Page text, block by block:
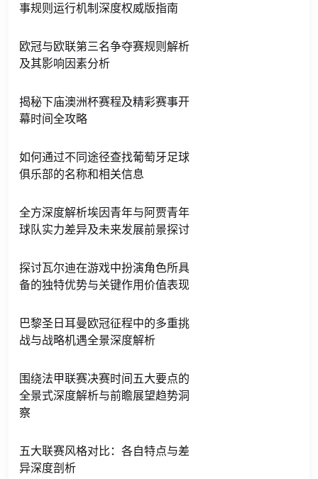
事规则运行机制深度权威版指南
欧冠与欧联第三名争夺赛规则解析
及其影响因素分析
揭秘下庙澳洲杯赛程及精彩赛事开
幕时间全攻略
如何通过不同途径查找葡萄牙足球
俱乐部的名称和相关信息
全方深度解析埃因青年与阿贾青年
球队实力差异及未来发展前景探讨
探讨瓦尔迪在游戏中扮演角色所具
备的独特优势与关键作用价值表现
巴黎圣日耳曼欧冠征程中的多重挑
战与战略机遇全景深度解析
围绕法甲联赛决赛时间五大要点的
全景式深度解析与前瞻展望趋势洞
察
五大联赛风格对比：各自特点与差
异深度剖析